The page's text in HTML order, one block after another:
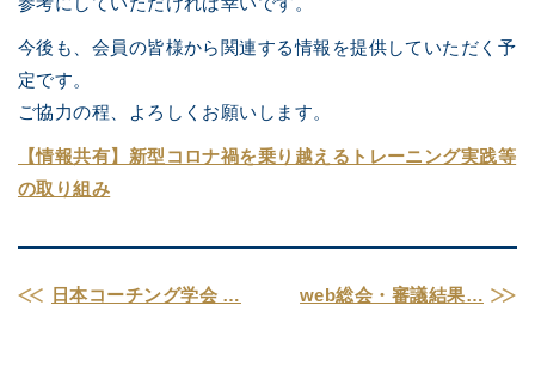
今後も、会員の皆様から関連する情報を提供していただく予
定です。
ご協力の程、よろしくお願いします。
【情報共有】新型コロナ禍を乗り越えるトレーニング実践等
の取り組み
日本コーチング学会 … web総会・審議結果…